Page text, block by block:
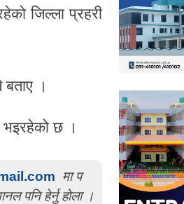
जिल्ला प्रहरी
बताए ।
भइरहेको छ ।
मा प
पनि हेर्नु होला ।